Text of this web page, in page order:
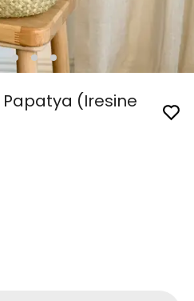
Papatya (Iresine